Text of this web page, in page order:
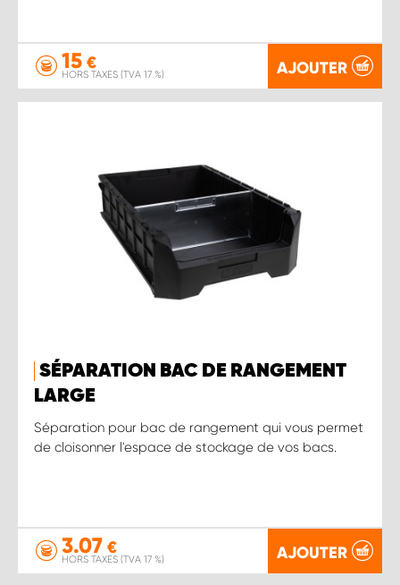
15 €
HORS TAXES (TVA 17 %) AJOUTER
SÉPARATION BAC DE RANGEMENT
LARGE
Séparation pour bac de rangement qui vous permet
de cloisonner l'espace de stockage de vos bacs.
3.07 €
HORS TAXES (TVA 17 %) AJOUTER